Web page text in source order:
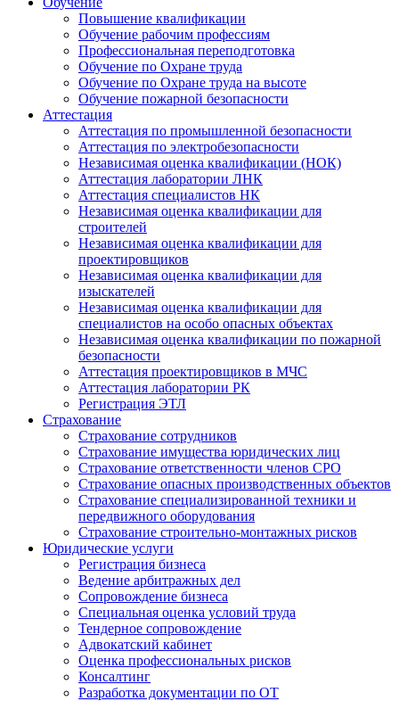
Повышение квалификации
Обучение рабочим профессиям
Профессиональная переподготовка
Обучение по Охране труда
Обучение по Охране труда на высоте
Обучение пожарной безопасности
Аттестация
Аттестация по промышленной безопасности
Аттестация по электробезопасности
Независимая оценка квалификации (НОК)
Аттестация лаборатории ЛНК
Аттестация специалистов НК
Независимая оценка квалификации для
строителей
Независимая оценка квалификации для
проектировщиков
Независимая оценка квалификации для
изыскателей
Независимая оценка квалификации для
специалистов на особо опасных объектах
Независимая оценка квалификации по пожарной
безопасности
Аттестация проектировщиков в МЧС
Аттестация лаборатории РК
Регистрация ЭТЛ
Страхование
Страхование сотрудников
Страхование имущества юридических лиц
Страхование ответственности членов СРО
Страхование опасных производственных объектов
Страхование специализированной техники и
передвижного оборудования
Страхование строительно-монтажных рисков
Юридические услуги
Регистрация бизнеса
Ведение арбитражных дел
Сопровождение бизнеса
Специальная оценка условий труда
Тендерное сопровождение
Адвокатский кабинет
Оценка профессиональных рисков
Консалтинг
Разработка документации по ОТ